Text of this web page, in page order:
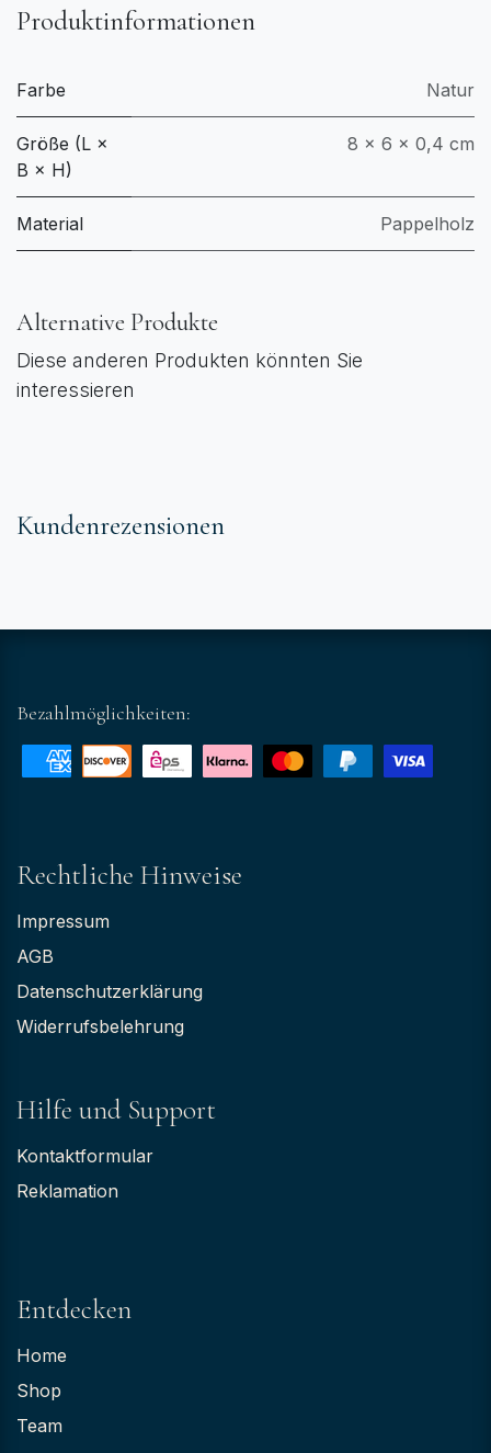
Produktinformationen
Farbe Natur
Größe (L ×
B × H)
8 × 6 × 0,4 cm
Material Pappelholz
Alternative Produkte
Diese anderen Produkten könnten Sie
interessieren
Kundenrezensionen
Bezahlmöglichkeiten:
Rechtliche Hinweise
Impressum
AGB
Datenschutzerklärung
Widerrufsbelehrung
Hilfe und Support
Kontaktformular
Reklamation
Entdecken
Home
Shop
Team